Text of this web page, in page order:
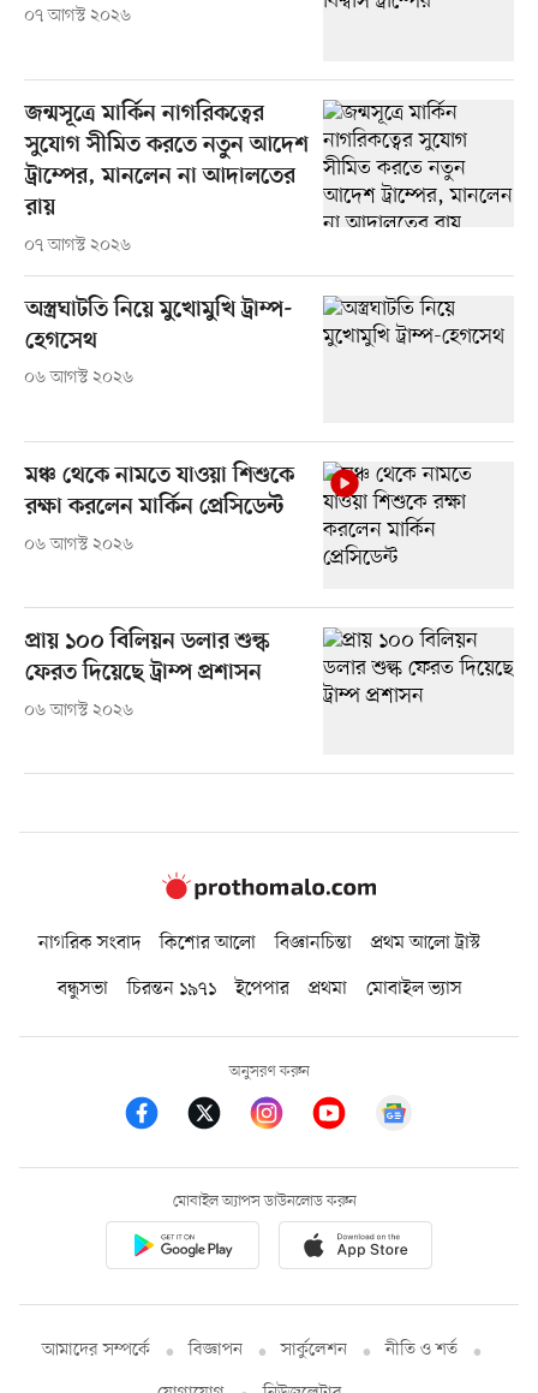
০৭ আগস্ট ২০২৬
জন্মসূত্রে মার্কিন নাগরিকত্বের
সুযোগ সীমিত করতে নতুন আদেশ
ট্রাম্পের, মানলেন না আদালতের
রায়
০৭ আগস্ট ২০২৬
অস্ত্রঘাটতি নিয়ে মুখোমুখি ট্রাম্প-
হেগসেথ
০৬ আগস্ট ২০২৬
মঞ্চ থেকে নামতে যাওয়া শিশুকে
রক্ষা করলেন মার্কিন প্রেসিডেন্ট
০৬ আগস্ট ২০২৬
প্রায় ১০০ বিলিয়ন ডলার শুল্ক
ফেরত দিয়েছে ট্রাম্প প্রশাসন
০৬ আগস্ট ২০২৬
নাগরিক সংবাদ কিশোর আলো বিজ্ঞানচিন্তা
প্রথম আলো ট্রাস্ট
বন্ধুসভা
চিরন্তন ১৯৭১ ইপেপার প্রথমা মোবাইল ভ্যাস
অনুসরণ করুন
মোবাইল অ্যাপস ডাউনলোড করুন
আমাদের সম্পর্কে বিজ্ঞাপন সার্কুলেশন
নীতি ও শর্ত